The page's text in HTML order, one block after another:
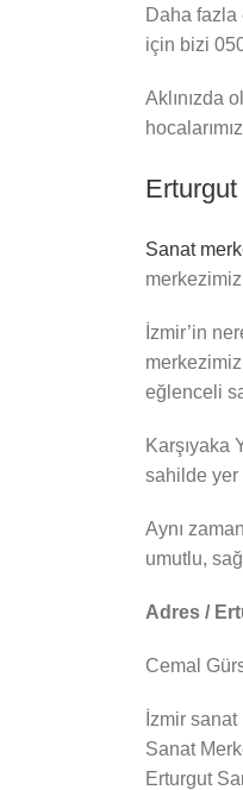
Daha fazla
için bizi
Aklınızda
Sanat
İzmir’in
eğlenceli
Karşıyaka
sahilde yer
Aynı
umutlu,
Adres /
Cemal
İzmir
Sanat
Erturgut